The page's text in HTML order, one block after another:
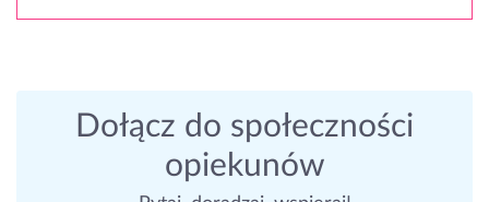
Dołącz do społeczności
opiekunów